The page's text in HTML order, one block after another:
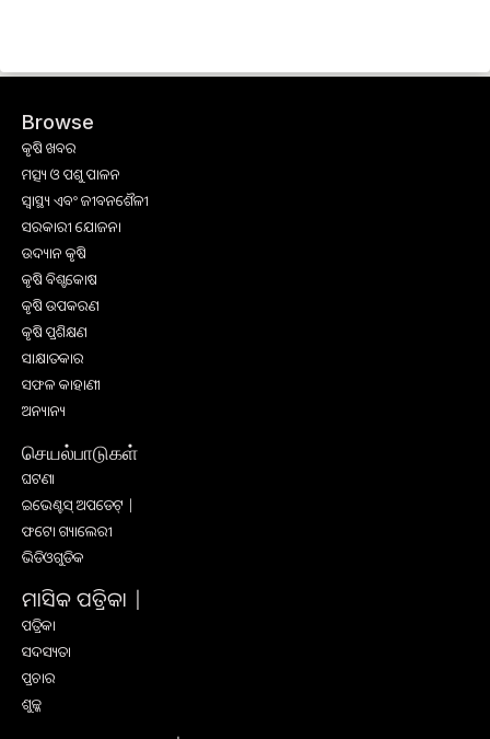
Browse
କୃଷି ଖବର
ମତ୍ସ୍ୟ ଓ ପଶୁ ପାଳନ
ସ୍ୱାସ୍ଥ୍ୟ ଏବଂ ଜୀବନଶୈଳୀ
ସରକାରୀ ଯୋଜନା
ଉଦ୍ୟାନ କୃଷି
କୃଷି ବିଶ୍ବକୋଷ
କୃଷି ଉପକରଣ
କୃଷି ପ୍ରଶିକ୍ଷଣ
ସାକ୍ଷାତକାର
ସଫଳ କାହାଣୀ
ଅନ୍ୟାନ୍ୟ
செயல்பாடுகள்
ଘଟଣା
ଇଭେଣ୍ଟସ୍ ଅପଡେଟ୍ |
ଫଟୋ ଗ୍ୟାଲେରୀ
ଭିଡିଓଗୁଡିକ
ମାସିକ ପତ୍ରିକା |
ପତ୍ରିକା
ସଦସ୍ୟତା
ପ୍ରଚାର
ଶୁଳ୍କ